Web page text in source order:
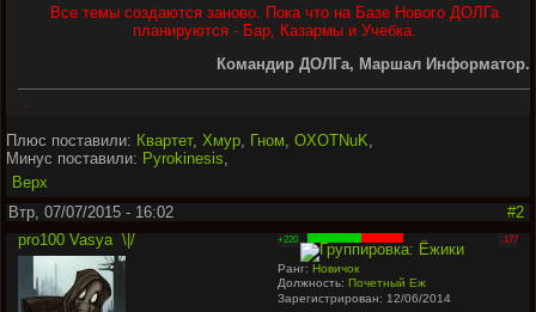
Все темы создаются заново. Пока что на Базе Нового ДОЛГа
планируются - Бар, Казармы и Учебка.
Командир ДОЛГа, Маршал Информатор.
Плюс поставили: Квартет, Хмур Гном OXOTNuK
Минус поставили: Pyrokinesis
Верх
Втр, 07/07/2015 - 16:02
#2
pro100 Vasya \|/ +220 -177
Ранг:Новичок
Должность:Почетный Еж
Зарегистрирован: 12/06/2014